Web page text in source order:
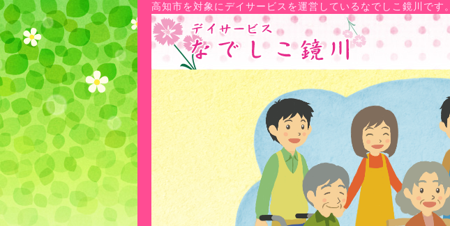
高知市を対象にデイサービスを運営しているなでしこ鏡川です。